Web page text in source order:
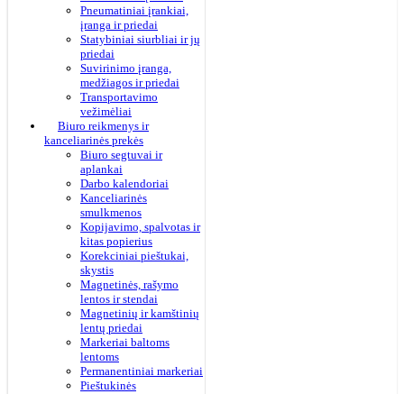
Pneumatiniai įrankiai,
įranga ir priedai
Statybiniai siurbliai ir jų
priedai
Suvirinimo įranga,
medžiagos ir priedai
Transportavimo
vežimėliai
Biuro reikmenys ir
kanceliarinės prekės
Biuro segtuvai ir
aplankai
Darbo kalendoriai
Kanceliarinės
smulkmenos
Kopijavimo, spalvotas ir
kitas popierius
Korekciniai pieštukai,
skystis
Magnetinės, rašymo
lentos ir stendai
Magnetinių ir kamštinių
lentų priedai
Markeriai baltoms
lentoms
Permanentiniai markeriai
Pieštukinės